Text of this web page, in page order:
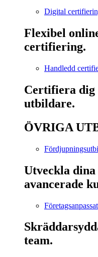
Digital
Flexibel
certifiering.
Handledd
Certifiera dig
utbildare.
ÖVRIGA
Utveckla
avancerade
Företagsanpassat
team.